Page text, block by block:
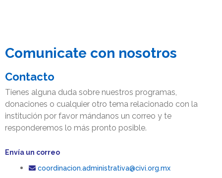
Comunicate con nosotros​
Contacto
Tienes alguna duda sobre nuestros programas,
donaciones o cualquier otro tema relacionado con la
institución por favor mándanos un correo y te
responderemos lo más pronto posible.
Envía un correo
coordinacion.administrativa@civi.org.mx